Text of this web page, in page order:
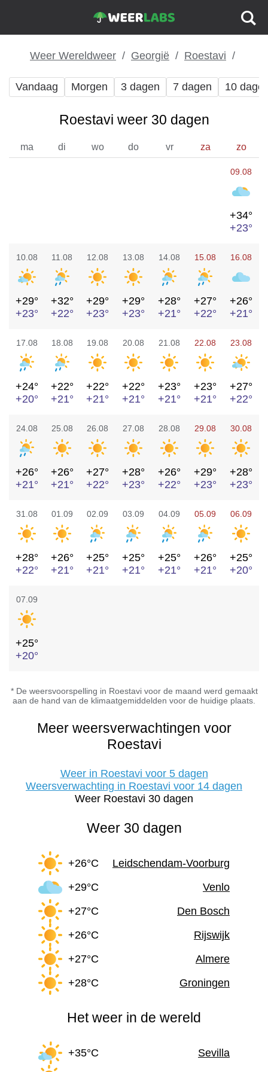
Weer Wereldweer Georgië Roestavi
Vandaag Morgen 3 dagen 7 dagen 10
Roestavi weer 30 dagen
ma di wo do vr za zo
09.08
+34°
+23°
10.08
+29°
+23°
11.08
+32°
+22°
12.08
+29°
+23°
13.08
+29°
+23°
14.08
+28°
+21°
15.08
+27°
+22°
16.08
+26°
+21°
17.08
+24°
+20°
18.08
+22°
+21°
19.08
+22°
+21°
20.08
+22°
+21°
21.08
+23°
+21°
22.08
+23°
+21°
23.08
+27°
+22°
24.08
+26°
+21°
25.08
+26°
+21°
26.08
+27°
+22°
27.08
+28°
+23°
28.08
+26°
+22°
29.08
+29°
+23°
30.08
+28°
+23°
31.08
+28°
+22°
01.09
+26°
+21°
02.09
+25°
+21°
03.09
+25°
+21°
04.09
+25°
+21°
05.09
+26°
+21°
06.09
+25°
+20°
07.09
+25°
+20°
* De weersvoorspelling in Roestavi voor de maand werd gemaakt
aan de hand van de klimaatgemiddelden voor de huidige plaats.
Meer weersverwachtingen voor
Roestavi
Weer in Roestavi voor 5 dagen
Weersverwachting in Roestavi voor 14 dagen
Weer Roestavi 30 dagen
Weer 30 dagen
+26°C
Leidschendam-Voorburg
+29°C
Venlo
+27°C
Den Bosch
+26°C
Rijswijk
+27°C
Almere
+28°C
Groningen
Het weer in de wereld
+35°C
Sevilla